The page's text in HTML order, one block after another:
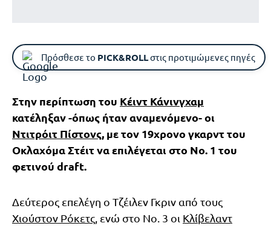
Πρόσθεσε το PICK&ROLLστις προτιμώμενες πηγές
Στην περίπτωση του Κέιντ Κάνινγχαμ
κατέληξαν -όπως ήταν αναμενόμενο- οι
Ντιτρόιτ Πίστονς, με τον 19χρονο γκαρντ του
Οκλαχόμα Στέιτ να επιλέγεται στο Νο. 1 του
φετινού draft.
Δεύτερος επελέγη ο Τζέιλεν Γκριν από τους
Χιούστον Ρόκετς , ενώ στο Νο. 3 οι Κλίβελαντ